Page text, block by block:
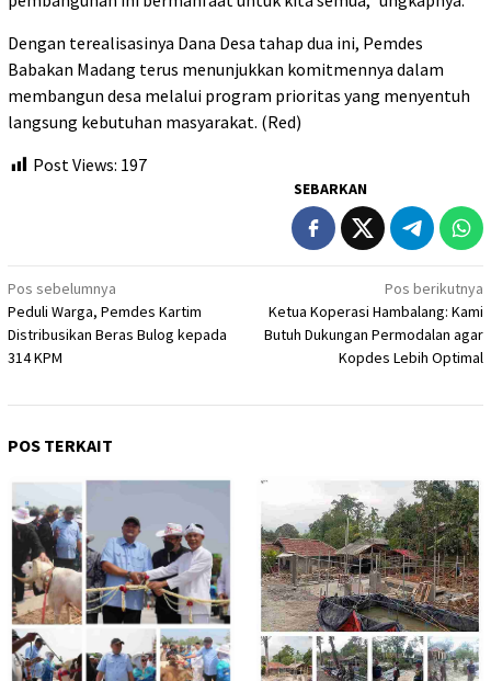
Dengan terealisasinya Dana Desa tahap dua ini, Pemdes
Babakan Madang terus menunjukkan komitmennya dalam
membangun desa melalui program prioritas yang menyentuh
langsung kebutuhan masyarakat. (Red)
Post Views: 197
SEBARKAN
Navigasi
pos
Pos sebelumnya
Peduli Warga, Pemdes Kartim
Distribusikan Beras Bulog kepada
314 KPM
Pos berikutnya
Ketua Koperasi Hambalang: Kami
Butuh Dukungan Permodalan agar
Kopdes Lebih Optimal
POS TERKAIT